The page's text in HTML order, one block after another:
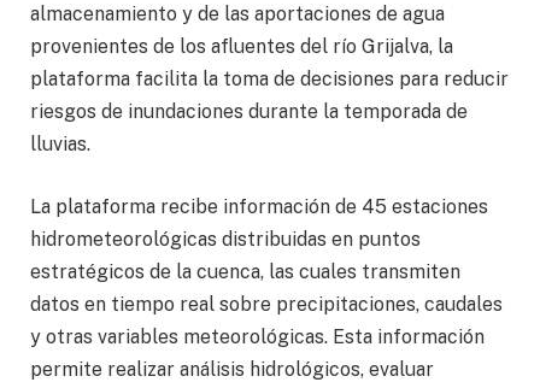
almacenamiento y de las aportaciones de agua
provenientes de los afluentes del río Grijalva, la
plataforma facilita la toma de decisiones para reducir
riesgos de inundaciones durante la temporada de
lluvias.
La plataforma recibe información de 45 estaciones
hidrometeorológicas distribuidas en puntos
estratégicos de la cuenca, las cuales transmiten
datos en tiempo real sobre precipitaciones, caudales
y otras variables meteorológicas. Esta información
permite realizar análisis hidrológicos, evaluar